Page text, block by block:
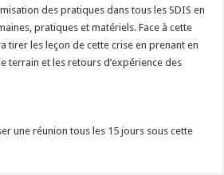
des pratiques dans tous les SDIS en
pratiques et matériels. Face à cette
tirer les leçon de cette crise en prenant en
terrain et les retours d’expérience des
une réunion tous les 15 jours sous cette